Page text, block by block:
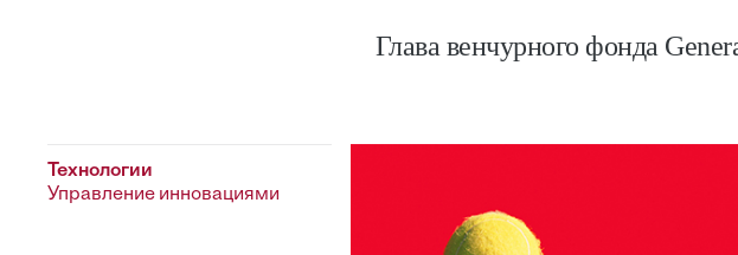
Глава венчурного фонда
Технологии
Управление инновациями